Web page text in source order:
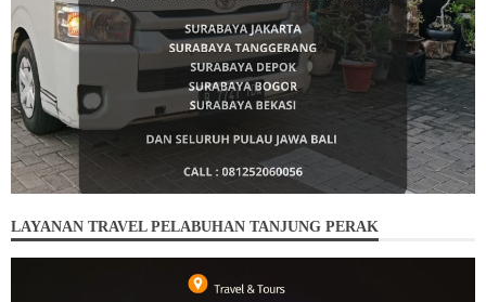
LAYANAN TRAVEL PELABUHAN TANJUNG PERAK